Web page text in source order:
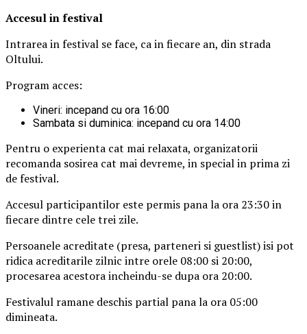
Accesul in festival
Intrarea in festival se face, ca in fiecare an, din strada
Oltului.
Program acces:
Vineri: incepand cu ora 16:00
Sambata si duminica: incepand cu ora 14:00
Pentru o experienta cat mai relaxata, organizatorii
recomanda sosirea cat mai devreme, in special in prima zi
de festival.
Accesul participantilor este permis pana la ora 23:30 in
fiecare dintre cele trei zile.
Persoanele acreditate (presa, parteneri si guestlist) isi pot
ridica acreditarile zilnic intre orele 08:00 si 20:00,
procesarea acestora incheindu-se dupa ora 20:00.
Festivalul ramane deschis partial pana la ora 05:00
dimineata.